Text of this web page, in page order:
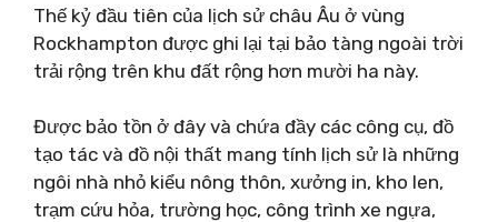
Thế kỷ đầu tiên của lịch sử châu Âu ở vùng
Rockhampton được ghi lại tại bảo tàng ngoài trời
trải rộng trên khu đất rộng hơn mười ha này.
Được bảo tồn ở đây và chứa đầy các công cụ, đồ
tạo tác và đồ nội thất mang tính lịch sử là những
ngôi nhà nhỏ kiểu nông thôn, xưởng in, kho len,
trạm cứu hỏa, trường học, công trình xe ngựa,